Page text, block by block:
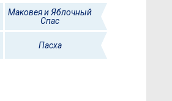
Маковея и Яблочный
Спас
Пасха